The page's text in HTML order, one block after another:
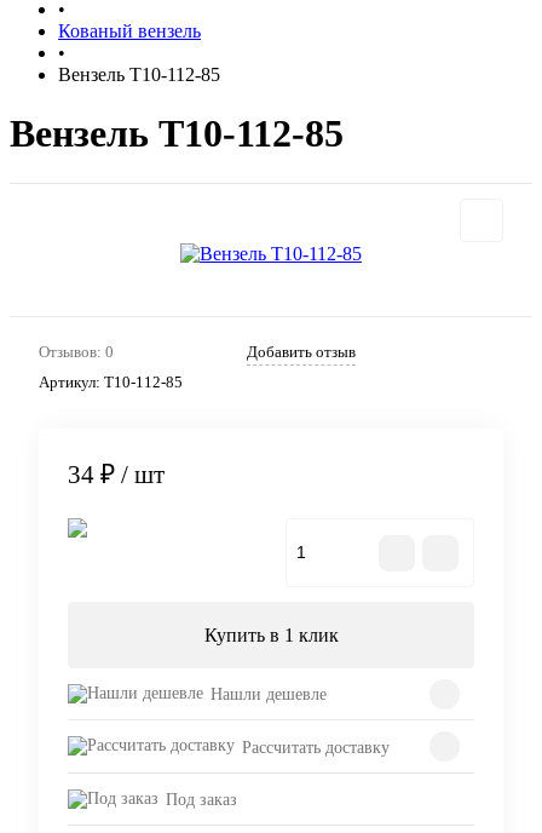
•
Кованый вензель
•
Вензель Т10-112-85
Вензель Т10-112-85
Отзывов: 0
Добавить отзыв
Артикул: Т10-112-85
34 ₽ / шт
Купить в 1 клик
Нашли дешевле
Рассчитать доставку
Под заказ